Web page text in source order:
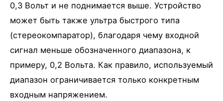
0,3 Вольт и не поднимается выше. Устройство
может быть также ультра быстрого типа
(стереокомпаратор), благодаря чему входной
сигнал меньше обозначенного диапазона, к
примеру, 0,2 Вольта. Как правило, используемый
диапазон ограничивается только конкретным
входным напряжением.